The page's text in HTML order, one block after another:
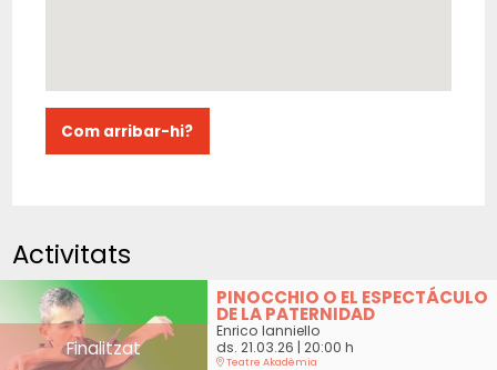
Com arribar-hi?
Activitats
Finalitzat
PINOCCHIO O EL ESPECTÁCULO
DE LA PATERNIDAD
Enrico Ianniello
ds. 21.03.26 | 20:00 h
Teatre Akadèmia